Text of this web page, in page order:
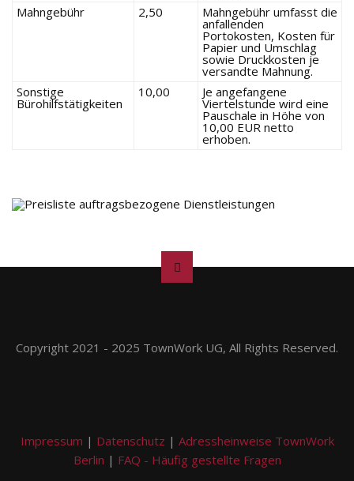
Mahngebühr
2,50 Mahngebühr umfasst die
anfallenden
Portokosten, Kosten für
Papier und Umschlag
sowie Druckkosten je
versandte Mahnung.
Sonstige
Bürohilfstätigkeiten
10,00 Je angefangene
Viertelstunde wird eine
Pauschale in Höhe von
10,00 EUR netto
erhoben.
Copyright 2021 - 2025 TownWork UG, All Rights Reserved.
Impressum | Datenschutz | Adressheinweise TownWork
Berlin | FAQ - Häufig gestellte Fragen